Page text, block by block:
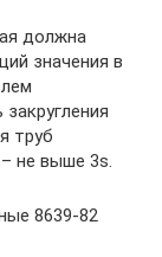
должна
значения в
труб
не выше 3s.
8639-82